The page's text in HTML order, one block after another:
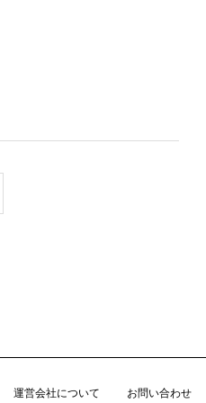
運営会社について お問い合わせ